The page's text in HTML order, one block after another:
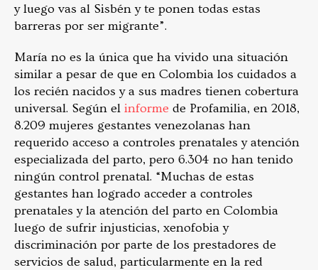
y luego vas al Sisbén y te ponen todas estas
barreras por ser migrante”.
María no es la única que ha vivido una situación
similar a pesar de que en Colombia los cuidados a
los recién nacidos y a sus madres tienen cobertura
universal. Según el informe de Profamilia, en 2018,
8.209 mujeres gestantes venezolanas han
requerido acceso a controles prenatales y atención
especializada del parto, pero 6.304 no han tenido
ningún control prenatal. “Muchas de estas
gestantes han logrado acceder a controles
prenatales y la atención del parto en Colombia
luego de sufrir injusticias, xenofobia y
discriminación por parte de los prestadores de
servicios de salud, particularmente en la red